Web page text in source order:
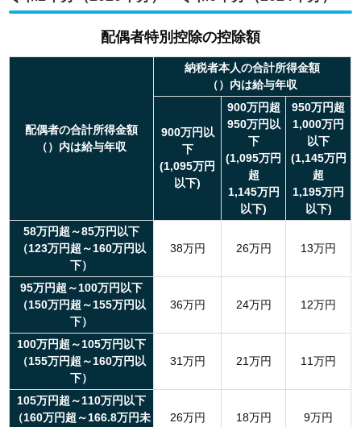
配偶者特別控除の控除額
配偶者の合計所得金額
（）内は給与年収
納税者本人の合計所得金額
（）内は給与年収
900万円以
下
(1,095万円
以下)
900万円超
950万円以
下
(1,095万円
超
1,145万円
以下)
950万円超
1,000万円
以下
(1,145万円
超
1,195万円
以下)
58万円超～85万円以下
（123万円超～160万円以
下）
38万円 26万円 13万円
95万円超～100万円以下
（150万円超～155万円以
下）
36万円 24万円 12万円
100万円超～105万円以下
（155万円超～160万円以
下）
31万円 21万円 11万円
105万円超～110万円以下
（160万円超～166.8万円未
26万円 18万円 9万円